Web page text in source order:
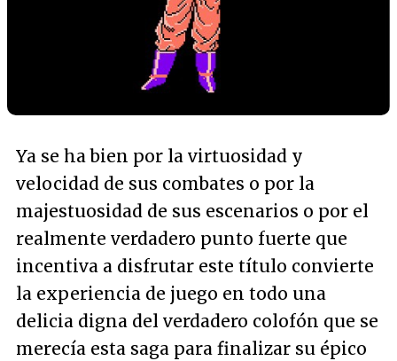
Ya se ha bien por la virtuosidad y
velocidad de sus combates o por la
majestuosidad de sus escenarios o por el
realmente verdadero punto fuerte que
incentiva a disfrutar este título convierte
la experiencia de juego en todo una
delicia digna del verdadero colofón que se
merecía esta saga para finalizar su épico